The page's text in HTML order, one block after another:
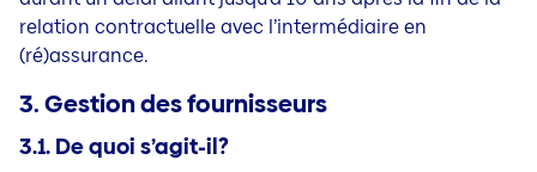
relation contractuelleavec l’intermédiaire en
(ré)assurance.
3. Gestion des fournisseurs
3.1. De quoi s’agit-il?